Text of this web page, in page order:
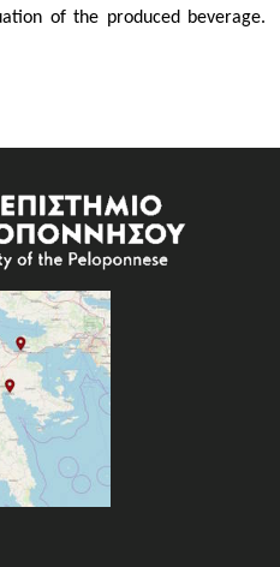
of the produced beverage.